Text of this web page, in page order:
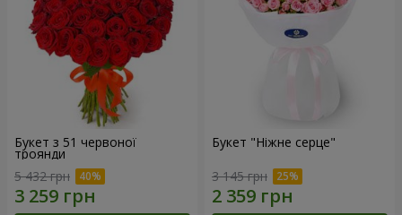
Букет з 51 червоної
троянди
5 432 грн
Букет "Ніжне серце"
3 145 грн